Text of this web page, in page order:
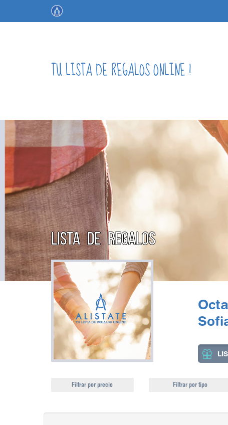
TU LISTA DE REGALOS ONLINE !
LISTA DE REGALOS
Filtrar por precio Filtrar por tipo